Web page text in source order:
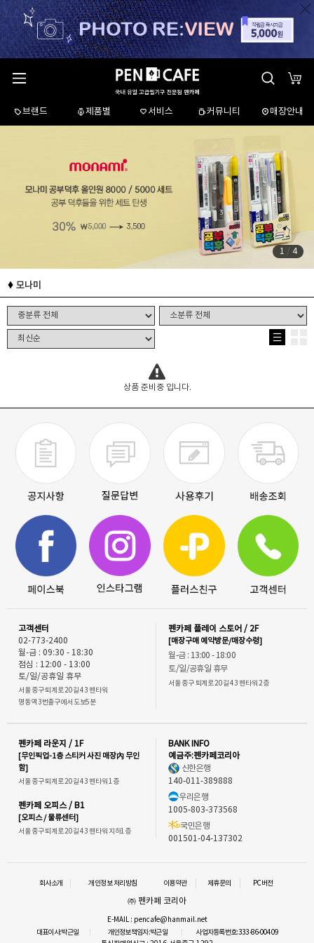
브랜드 제품별 서비스 커뮤니티 매장안내
1 / 4
모나미
상품 준비중 입니다.
고객센터
02-773-2400
월-금 : 09:30 - 18:30
점심 : 12:00 - 13:00
토/일/공휴일 휴무
서울 중구 퇴계로 20길 43 펜타워
명동역 3번출구에서 도보5분
펜카페 플레이 스토어 / 2F
[매장구매 예약방문/매장수령]
월-금 : 13:00 - 18:00
토/일/공휴일 휴무
서울 중구 퇴계로 20길 43 펜타워 2층
펜카페 라운지 / 1F
[무인픽업-1층 스티커 사진 매장內 무인
함]
서울 중구 퇴계로 20길 43 펜타워 1층
펜카페 오피스 / B1
[오피스 / 물류센터]
서울 중구 퇴계로 20길 43 펜타워 지하1층
BANK INFO
예금주:펜카페코리아
신한은행
140-011-389888
우리은행
1005-803-373568
국민은행
001501-04-137302
회사소개 개인정보 처리방침 이용약관 제휴문의 PC버전
㈜ 펜카페 코리아
E-MAIL : pencafe@hanmail.net
대표이사:박근일
개인정보책임자:박근일
사업자등록번호:333-86-00409